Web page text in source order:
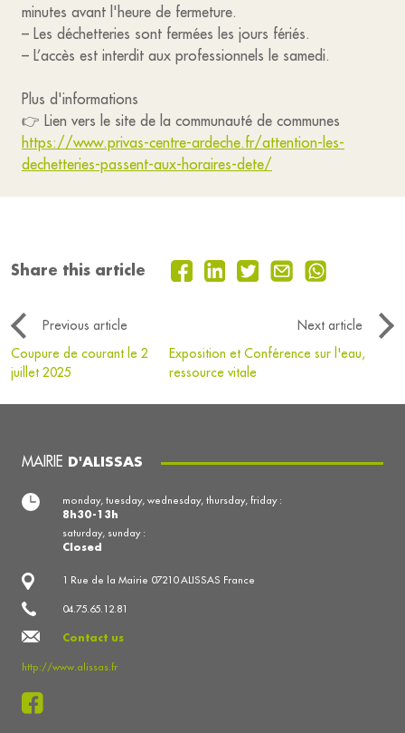
minutes avant l'heure de fermeture.
– Les déchetteries sont fermées les jours fériés.
– L’accès est interdit aux professionnels le samedi.
Plus d'informations
👉 Lien vers le site de la communauté de communes
https://www.privas-centre-ardeche.fr/attention-les-
dechetteries-passent-aux-horaires-dete/
Share this article
Previous article
Next article
Coupure de courant le 2
juillet 2025
Exposition et Conférence sur l'eau,
ressource vitale
MAIRIE D'ALISSAS
1 Rue de la Mairie 07210 ALISSAS France
04.75.65.12.81
Contact us
http://www.alissas.fr
monday, tuesday, wednesday, thursday, friday :
8h30-13h
saturday, sunday :
Closed